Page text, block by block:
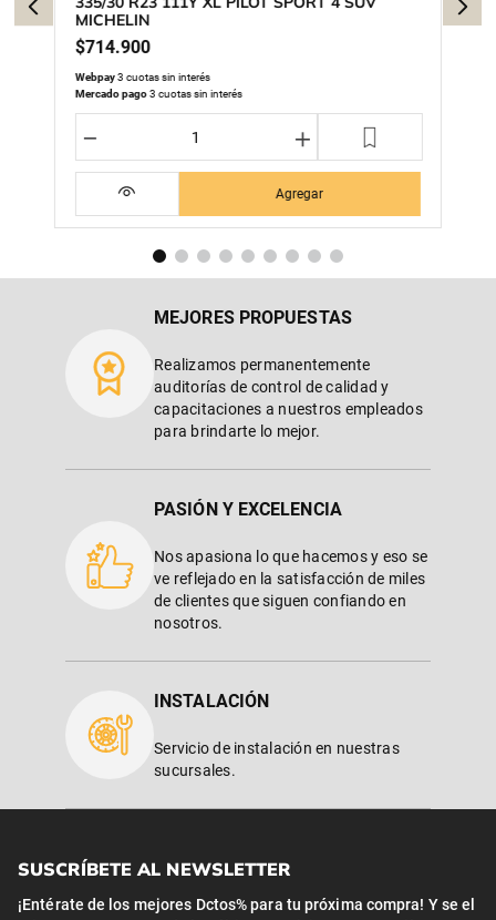
MICHELIN
$714.900
Webpay3 cuotas sin interés
Mercado pago3 cuotas sin interés
＋
－
Agregar
MEJORES PROPUESTAS
Realizamos permanentemente
auditorías de control de calidad y
capacitaciones a nuestros empleados
para brindarte lo mejor.
PASIÓN Y EXCELENCIA
Nos apasiona lo que hacemos y eso se
ve reflejado en la satisfacción de miles
de clientes que siguen confiando en
nosotros.
INSTALACIÓN
Servicio de instalación en nuestras
sucursales.
SUSCRÍBETE AL NEWSLETTER
¡Entérate de los mejores Dctos% para tu próxima compra! Y se el